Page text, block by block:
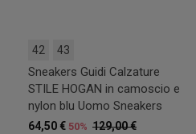
42 43
Sneakers Guidi Calzature
STILE HOGAN in camoscio e
nylon blu Uomo Sneakers
129,00 €
64,50 € 50%